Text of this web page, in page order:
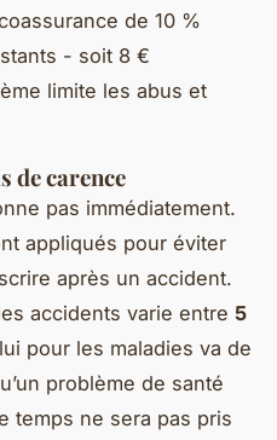
de 10 %
- soit 8 €
limite les abus et
de carence
pas immédiatement.
appliqués pour éviter
après un accident.
accidents varie entre 5
pour les maladies va de
problème de santé
temps ne sera pas pris